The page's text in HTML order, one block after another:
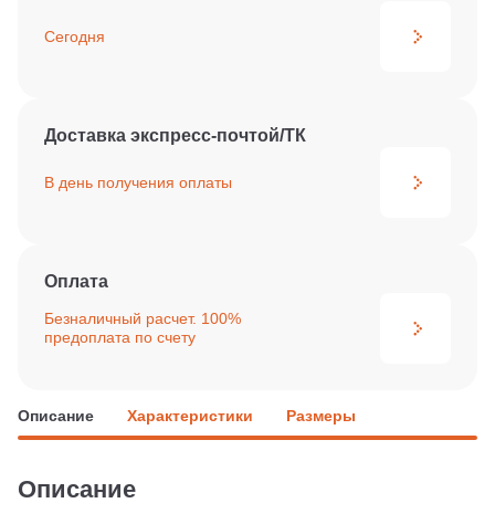
Сегодня
Доставка экспресс-почтой/ТК
В день получения оплаты
Оплата
Безналичный расчет. 100%
предоплата по счету
Описание Характеристики Размеры
Описание